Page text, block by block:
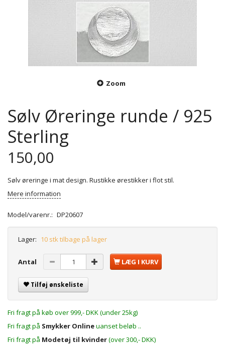
Zoom
Sølv Øreringe runde / 925
Sterling
150,00
Sølv øreringe i mat design. Rustikke ørestikker i flot stil.
Mere information
Model/varenr.: DP20607
Lager: 10 stk tilbage på lager
Antal LÆG I KURV
Tilføj ønskeliste
Fri fragt på køb over 999,- DKK (under 25kg)
Fri fragt på Smykker Onlineuanset beløb ..
Fri fragt på Modetøj til kvinder(over 300,- DKK)